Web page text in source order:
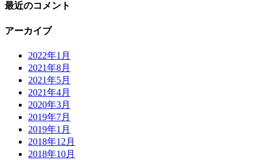
最近のコメント
アーカイブ
2022年1月
2021年8月
2021年5月
2021年4月
2020年3月
2019年7月
2019年1月
2018年12月
2018年10月